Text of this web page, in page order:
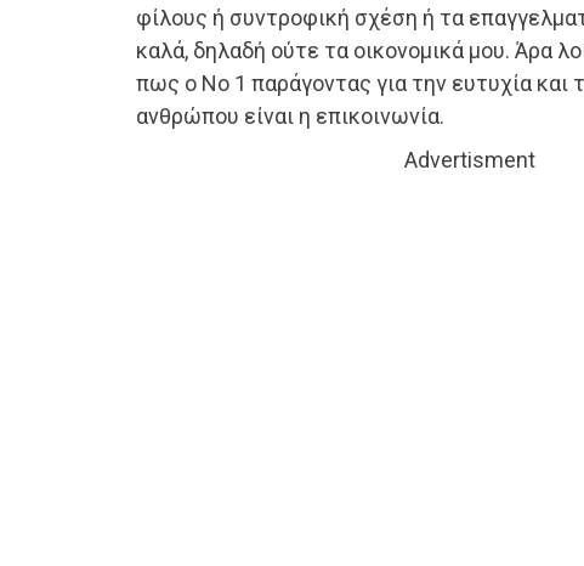
φίλους ή συντροφική σχέση ή τα
καλά, δηλαδή ούτε τα οικονομικά μου. Άρα
πως ο Νο 1 παράγοντας για την ευτυχία και
ανθρώπου είναι η επικοινωνία.
Advertisment